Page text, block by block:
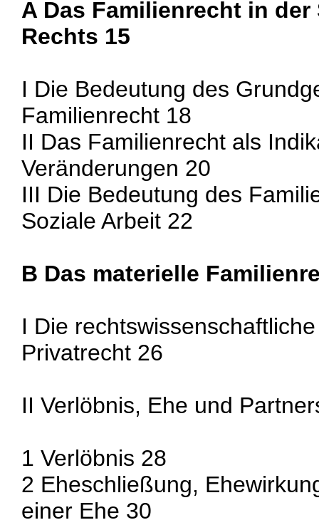
A Das Familienrecht in
Rechts 15
I Die Bedeutung des
Familienrecht 18
II Das Familienrecht als
Veränderungen 20
III Die Bedeutung des
Soziale Arbeit 22
B Das materielle
I Die
Privatrecht 26
II Verlöbnis, Ehe und
1 Verlöbnis 28
2 Eheschließung,
einer Ehe 30